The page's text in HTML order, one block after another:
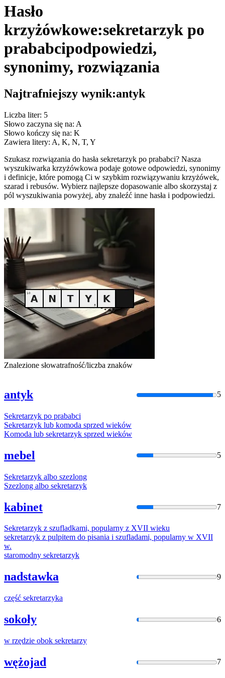
Hasło
krzyżówkowe:sekretarzyk po
prababcipodpowiedzi,
synonimy, rozwiązania
Najtrafniejszy wynik:antyk
Liczba liter: 5
Słowo zaczyna się na: A
Słowo kończy się na: K
Zawiera litery: A, K, N, T, Y
Szukasz rozwiązania do hasła sekretarzyk po prababci? Nasza
wyszukiwarka krzyżówkowa podaje gotowe odpowiedzi, synonimy
i definicje, które pomogą Ci w szybkim rozwiązywaniu krzyżówek,
szarad i rebusów. Wybierz najlepsze dopasowanie albo skorzystaj z
pól wyszukiwania powyżej, aby znaleźć inne hasła i podpowiedzi.
Znalezione słowatrafność/liczba znaków
antyk 5
Sekretarzyk po prababci
Sekretarzyk lub komoda sprzed wieków
Komoda lub sekretarzyk sprzed wieków
mebel 5
Sekretarzyk albo szezlong
Szezlong albo sekretarzyk
kabinet 7
Sekretarzyk z szufladkami, popularny z XVII wieku
sekretarzyk z pulpitem do pisania i szufladami, popularny w XVII
w.
staromodny sekretarzyk
nadstawka 9
część sekretarzyka
sokoły 6
w rzędzie obok sekretarzy
wężojad 7